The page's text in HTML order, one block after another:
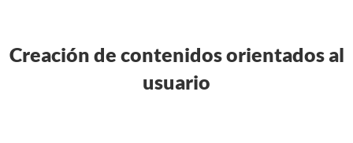
Creación de contenidos orientados al
usuario